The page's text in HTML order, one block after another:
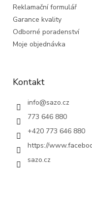
Reklamační formulář
Garance kvality
Odborné poradenství
Moje objednávka
Kontakt
info@sazo.cz
773 646 880
+420 773 646 880
https://
sazo.cz